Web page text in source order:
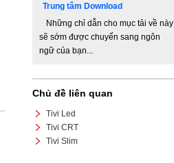
Trung tâm Download
Những chỉ dẫn cho mục tải về này
sẽ sớm được chuyển sang ngôn
ngữ của bạn...
Chủ đề liên quan
Tivi Led
Tivi CRT
Tivi Slim